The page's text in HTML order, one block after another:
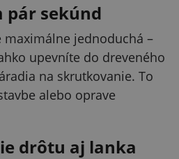
pár sekúnd
jednoduchá –
upevníte do dreveného
na skrutkovanie. To
alebo oprave
drôtu aj lanka